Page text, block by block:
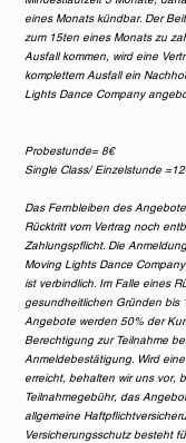
eines Monats kündbar. Der
zum 15ten eines Monats zu
Ausfall kommen, wird eine
komplettem Ausfall ein
Lights Dance Company
Probestunde= 8€
Single Class/ Einzelstunde
Das Fernbleiben des
Rücktritt vom Vertrag noch
Zahlungspflicht. Die
Moving Lights Dance
ist verbindlich. Im Falle eines
gesundheitlichen Gründen bis
Angebote werden 50% der
Berechtigung zur Teilnahme
Anmeldebestätigung. Wird
erreicht, behalten wir uns vor,
Teilnahmegebühr, das
allgemeine
Versicherungsschutz besteht